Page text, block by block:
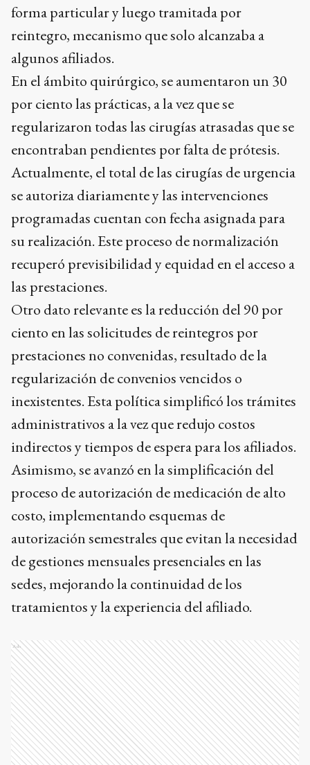
forma particular y luego tramitada por
reintegro, mecanismo que solo alcanzaba a
algunos afiliados.
En el ámbito quirúrgico, se aumentaron un 30
por ciento las prácticas, a la vez que se
regularizaron todas las cirugías atrasadas que se
encontraban pendientes por falta de prótesis.
Actualmente, el total de las cirugías de urgencia
se autoriza diariamente y las intervenciones
programadas cuentan con fecha asignada para
su realización. Este proceso de normalización
recuperó previsibilidad y equidad en el acceso a
las prestaciones.
Otro dato relevante es la reducción del 90 por
ciento en las solicitudes de reintegros por
prestaciones no convenidas, resultado de la
regularización de convenios vencidos o
inexistentes. Esta política simplificó los trámites
administrativos a la vez que redujo costos
indirectos y tiempos de espera para los afiliados.
Asimismo, se avanzó en la simplificación del
proceso de autorización de medicación de alto
costo, implementando esquemas de
autorización semestrales que evitan la necesidad
de gestiones mensuales presenciales en las
sedes, mejorando la continuidad de los
tratamientos y la experiencia del afiliado.
Ads